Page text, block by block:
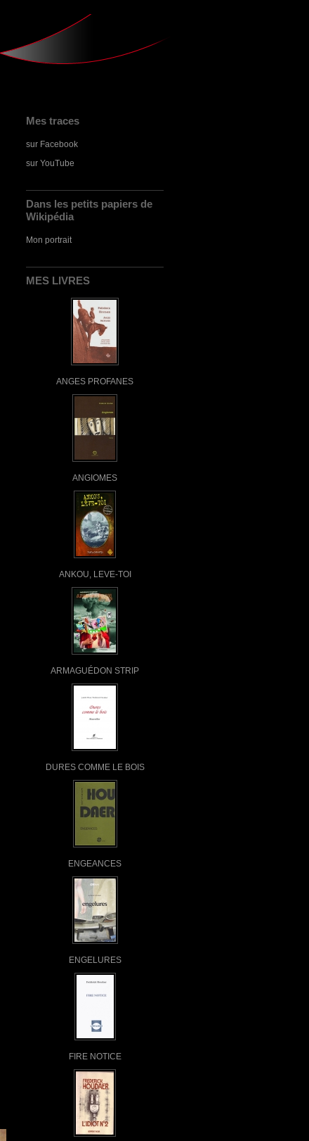
Mes traces
sur Facebook
sur YouTube
Dans les petits papiers de
Wikipédia
Mon portrait
MES LIVRES
ANGES PROFANES
ANGIOMES
ANKOU, LEVE-TOI
ARMAGUÉDON STRIP
DURES COMME LE BOIS
ENGEANCES
ENGELURES
FIRE NOTICE